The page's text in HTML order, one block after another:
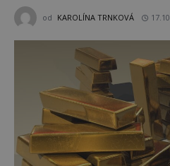
od KAROLÍNA TRNKOVÁ